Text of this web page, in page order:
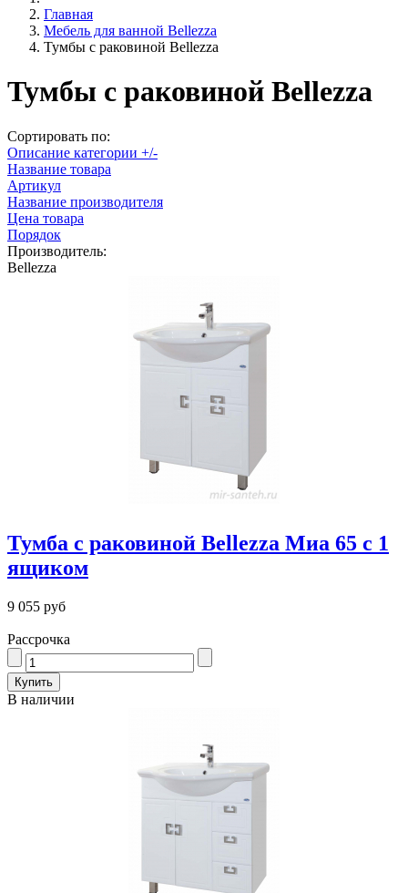
Главная
Мебель для ванной Bellezza
Тумбы с раковиной Bellezza
Тумбы с раковиной Bellezza
Сортировать по:
Описание категории +/-
Название товара
Артикул
Название производителя
Цена товара
Порядок
Производитель:
Bellezza
Тумба с раковиной Bellezza Миа 65 с 1
ящиком
9 055 руб
Рассрочка
В наличии